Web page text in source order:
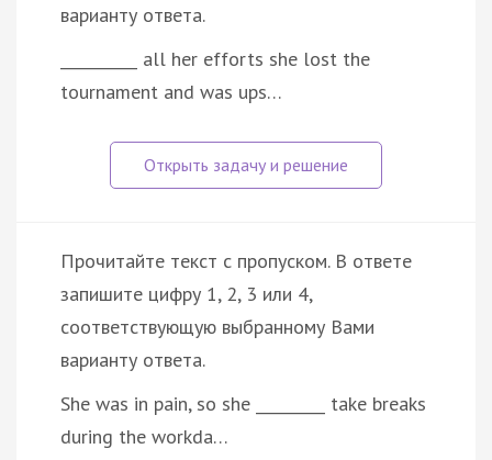
варианту ответа.
__________ all her efforts she lost the
tournament and was ups…
Прочитайте текст с пропуском. В ответе
запишите цифру 1, 2, 3 или 4,
соответствующую выбранному Вами
варианту ответа.
She was in pain, so she _________ take breaks
during the workda…